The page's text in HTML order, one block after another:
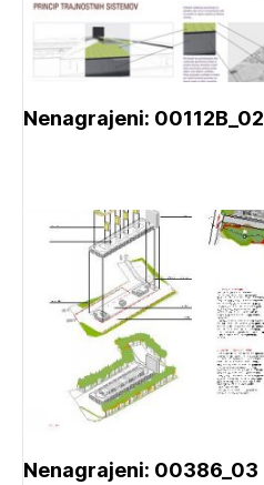
Nenagrajeni: 00112B_02
Nenagrajeni: 00386_03